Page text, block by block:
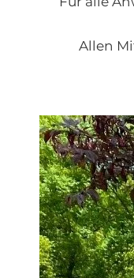
Allen